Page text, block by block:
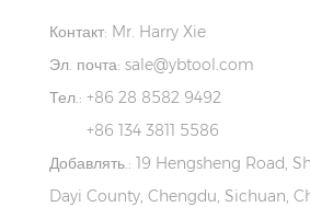
Контакт: Mr. Harry Xie
Эл. почта: sale@ybtool.com
Тел.: +86 28 8582 9492
+86 134 3811 5586
Добавлять.: 19 Hengsheng Road,
Dayi County, Chengdu, Sichuan,